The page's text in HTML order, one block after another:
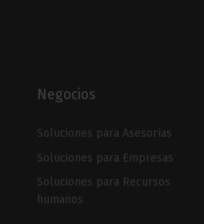
Negocios
Soluciones para Asesorías
Soluciones para Empresas
Soluciones para Recursos
humanos